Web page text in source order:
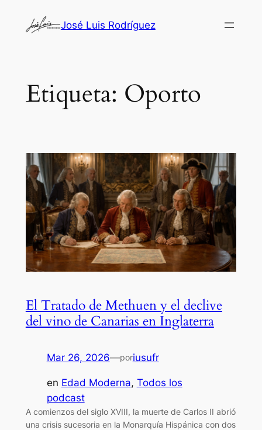
José Luis Rodríguez
Etiqueta: Oporto
El Tratado de Methuen y el declive
del vino de Canarias en Inglaterra
Mar 26, 2026—poriusufr
en Edad Moderna, Todos los
podcast
A comienzos del siglo XVIII, la muerte de Carlos II abrió
una crisis sucesoria en la Monarquía Hispánica con dos